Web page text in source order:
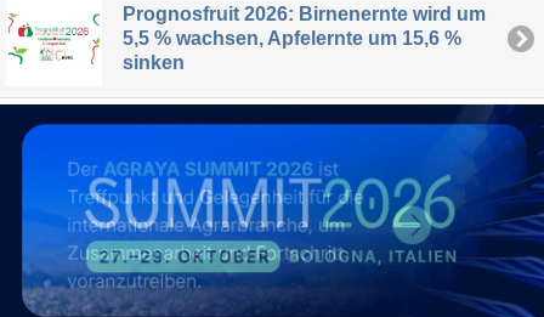
Prognosfruit 2026: Birnenernte wird um
5,5 % wachsen, Apfelernte um 15,6 %
sinken